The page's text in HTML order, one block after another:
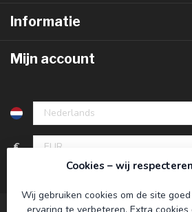
Informatie
Mijn account
€
Cookies – wij
Wij gebruiken cookies om de site